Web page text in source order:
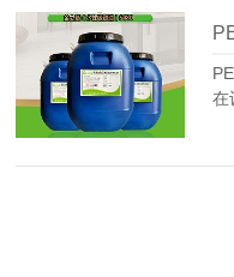
在